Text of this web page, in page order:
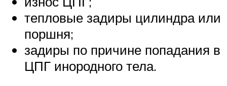
тепловые задиры цилиндра или
поршня;
задиры по причине попадания в
ЦПГ инородного тела.